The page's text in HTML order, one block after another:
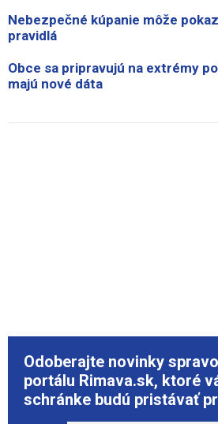
Nebezpečné kúpanie môže
pravidlá
Obce sa pripravujú na extrémy
majú nové dáta
Odoberajte novinky
portálu Rimava.sk, ktoré
schránke budú pristávať